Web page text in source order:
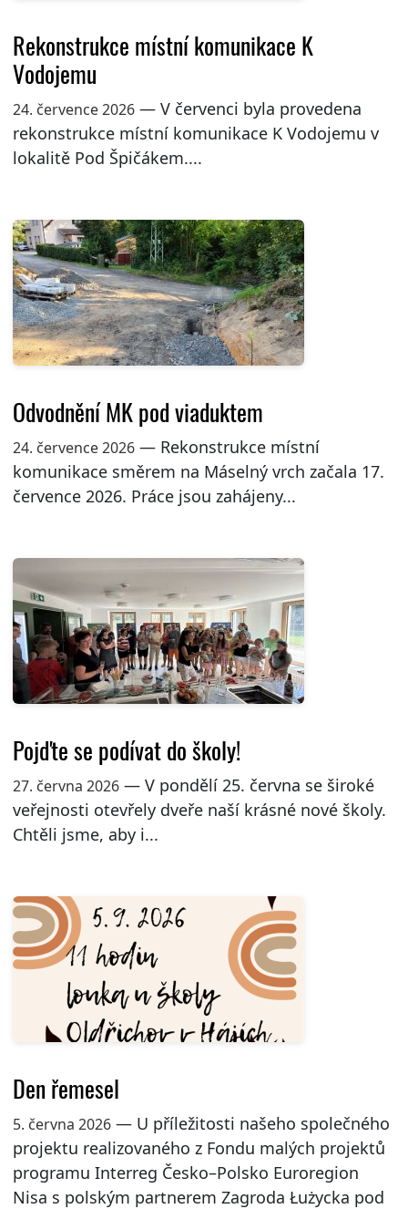
Rekonstrukce místní komunikace K
Vodojemu
24. července 2026— V červenci byla provedena
rekonstrukce místní komunikace K Vodojemu v
lokalitě Pod Špičákem....
Odvodnění MK pod viaduktem
24. července 2026— Rekonstrukce místní
komunikace směrem na Máselný vrch začala 17.
července 2026. Práce jsou zahájeny...
Pojďte se podívat do školy!
27. června 2026— V pondělí 25. června se široké
veřejnosti otevřely dveře naší krásné nové školy.
Chtěli jsme, aby i...
Den řemesel
5. června 2026— U příležitosti našeho společného
projektu realizovaného z Fondu malých projektů
programu Interreg Česko–Polsko Euroregion
Nisa s polským partnerem Zagroda Łużycka pod